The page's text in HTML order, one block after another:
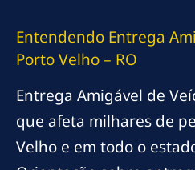
Entendendo Entrega
Porto Velho – RO
Entrega Amigável de
que afeta milhares de
Velho e em todo o